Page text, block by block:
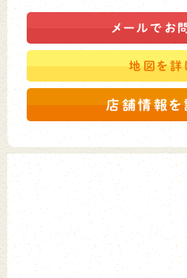
メールで お
地図を詳
店舗情報を